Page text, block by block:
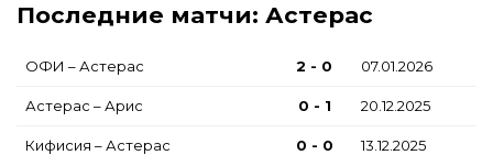
Последние матчи: Астерас
ОФИ – Астерас 2 - 0 07.01.2026
Астерас – Арис 0 - 1 20.12.2025
Кифисия – Астерас 0 - 0 13.12.2025